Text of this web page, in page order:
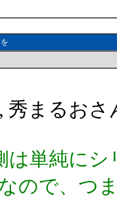
秀まるおさ
単純にシ
ので、つ